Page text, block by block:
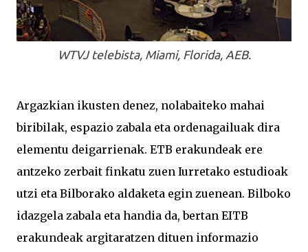
WTVJ telebista, Miami, Florida, AEB.
Argazkian ikusten denez, nolabaiteko mahai
biribilak, espazio zabala eta ordenagailuak dira
elementu deigarrienak. ETB erakundeak ere
antzeko zerbait finkatu zuen Iurretako estudioak
utzi eta Bilborako aldaketa egin zuenean. Bilboko
idazgela zabala eta handia da, bertan EITB
erakundeak argitaratzen dituen informazio